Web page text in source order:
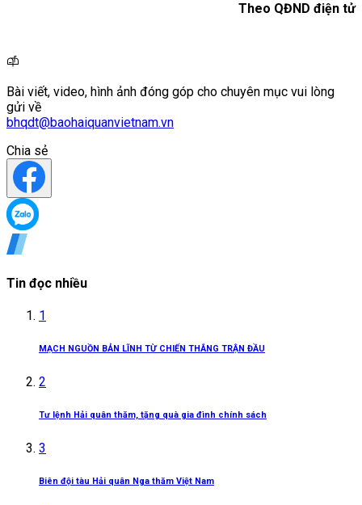
Theo QĐND điện tử
Bài viết, video, hình ảnh đóng góp cho chuyên mục vui lòng
gửi về
bhqdt@baohaiquanvietnam.vn
Chia sẻ
Tin đọc nhiều
1
MẠCH NGUỒN BẢN LĨNH TỪ CHIẾN THẮNG TRẬN ĐẦU
2
Tư lệnh Hải quân thăm, tặng quà gia đình chính sách
3
Biên đội tàu Hải quân Nga thăm Việt Nam